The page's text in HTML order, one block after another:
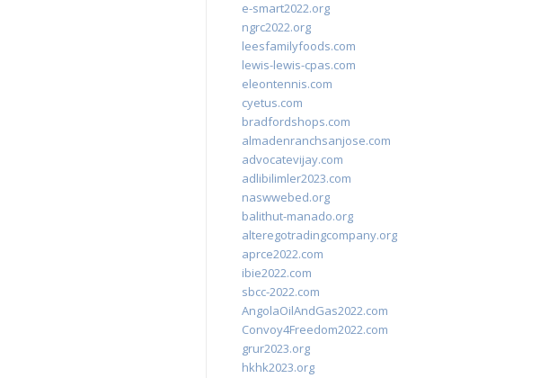
e-smart2022.org
ngrc2022.org
leesfamilyfoods.com
lewis-lewis-cpas.com
eleontennis.com
cyetus.com
bradfordshops.com
almadenranchsanjose.com
advocatevijay.com
adlibilimler2023.com
naswwebed.org
balithut-manado.org
alteregotradingcompany.org
aprce2022.com
ibie2022.com
sbcc-2022.com
AngolaOilAndGas2022.com
Convoy4Freedom2022.com
grur2023.org
hkhk2023.org